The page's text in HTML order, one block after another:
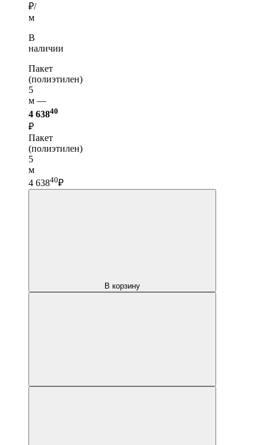
₽/
м
В
наличии
Пакет
(полиэтилен)
5
м —
4 63840
₽
Пакет
(полиэтилен)
5
м
4 63840₽
В корзину